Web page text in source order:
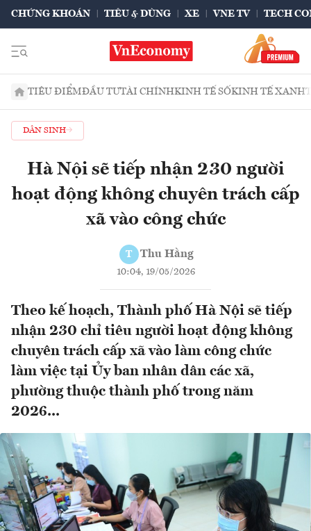
CHỨNG KHOÁN TIÊU & DÙNG XE VNE TV TECH
TIÊU ĐIỂMĐẦU TƯTÀI CHÍNHKINH TẾ SỐKINH TẾ XANH
DÂN SINH
Hà Nội sẽ tiếp nhận 230 người
hoạt động không chuyên trách cấp
xã vào công chức
T Thu Hằng
10:04, 19/05/2026
Theo kế hoạch, Thành phố Hà Nội sẽ tiếp
nhận 230 chỉ tiêu người hoạt động không
chuyên trách cấp xã vào làm công chức
làm việc tại Ủy ban nhân dân các xã,
phường thuộc thành phố trong năm
2026...